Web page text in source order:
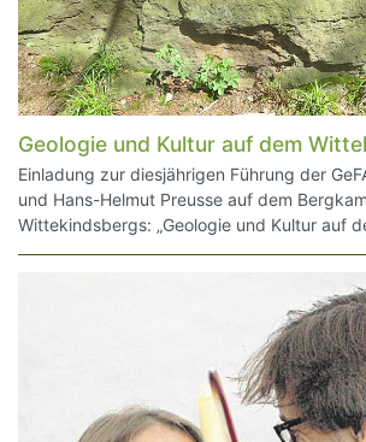
Geologie und Kultur auf dem
Einladung zur diesjährigen Führung der
und Hans-Helmut Preusse auf dem
Wittekindsbergs: „Geologie und Kultur auf